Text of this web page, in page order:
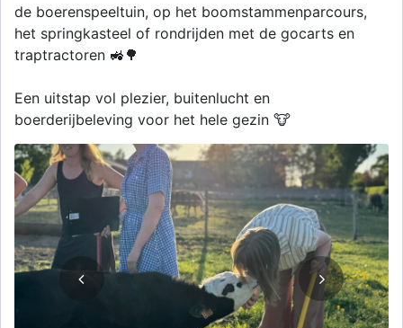
de boerenspeeltuin, op het boomstammenparcours,
het springkasteel of rondrijden met de gocarts en
traptractoren 🚜🌳
Een uitstap vol plezier, buitenlucht en
boerderijbeleving voor het hele gezin 🐮